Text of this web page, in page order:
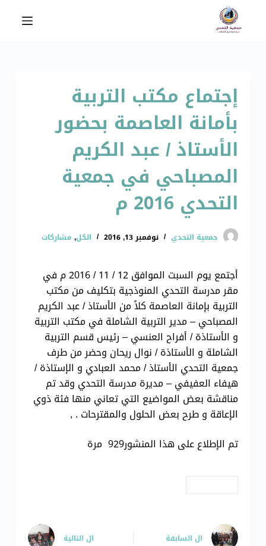
إجتماع مكتب التربية
بأمانة العاصمة بحضور
الأستاذ / عبد الكريم
المصباحي في جمعية
التحدي 2016 م
جمعية التحدي نوفمبر 13, 2016 الكل, مشاركات
أجتمع يوم السبت الموافق 12 / 11 / 2016 م في
مقر مدرسة التحدي المنوذجية بتكليف من مكتب
التربية بإمانة العاصمة كلاً من الأستاذ / عبد الكريم
المصباحي – مدير التربية الشاملة في مكتب التربية
و الأستاذة / أفراح العنسي – رئيس قسم التربية
الشاملة و الأستاذة / نوال ريحان وحضر من طرف
جمعية التحدي الأستاذ / محمد العبادي و الإستاذة /
هيفاء العفيفي – مديرة مدرسة التحدي وقد تم
مناقشة بعض المواضيع التي تعاني منها فئة ذوي
الإعاقة و طرح بعض الحلول والمقترحات . ,
تم الإطلاع على هذا المنشور929 مرة
الالسابقة ال التالية